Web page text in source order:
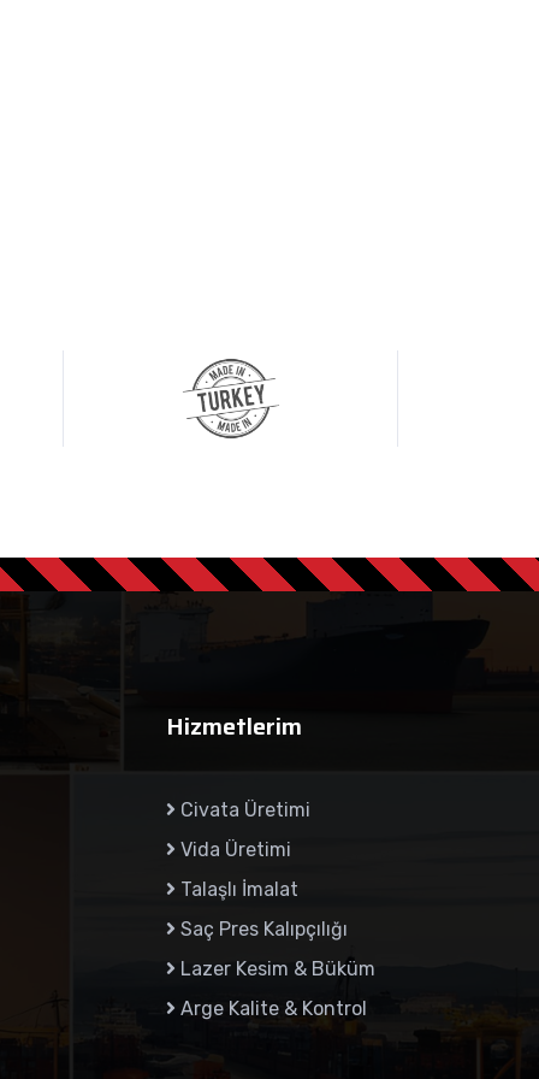
Hizmetlerim
Civata Üretimi
Vida Üretimi
Talaşlı İmalat
Saç Pres Kalıpçılığı
Lazer Kesim & Büküm
Arge Kalite & Kontrol